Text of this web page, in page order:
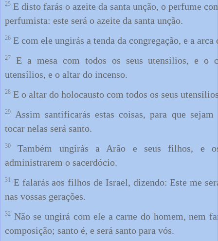
25 E disto farás o azeite da santa unção, o perfume
perfumista: este será o azeite da santa unção.
26 E com ele ungirás a tenda da congregação, e a arca
27
E a mesa com todos os seus utensílios, e o
utensílios, e o altar do incenso.
28 E o altar do holocausto com todos os seus
29
Assim santificarás estas coisas, para que
tocar nelas será santo.
30
Também ungirás a Arão e seus filhos, e
administrarem o sacerdócio.
31 E falarás aos filhos de Israel, dizendo: Este me
nas vossas gerações.
32 Não se ungirá com ele a carne do homem, nem
composição; santo é, e será santo para vós.